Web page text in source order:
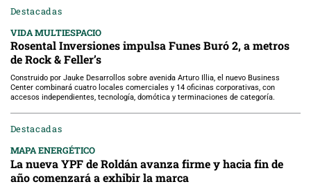
Destacadas
VIDA MULTIESPACIO
Rosental Inversiones impulsa Funes Buró 2, a metros
de Rock & Feller’s
Construido por Jauke Desarrollos sobre avenida Arturo Illia, el nuevo Business
Center combinará cuatro locales comerciales y 14 oficinas corporativas, con
accesos independientes, tecnología, domótica y terminaciones de categoría.
Destacadas
MAPA ENERGÉTICO
La nueva YPF de Roldán avanza firme y hacia fin de
año comenzará a exhibir la marca